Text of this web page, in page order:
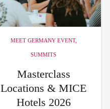
MEET GERMANY EVENT,
SUMMITS
Masterclass
Locations & MICE
Hotels 2026